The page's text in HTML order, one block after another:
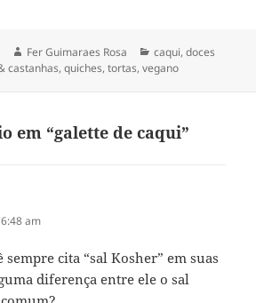
Autor
Fer Guimaraes Rosa Categorias
caqui,doces
castanhas,quiches, tortas,vegano
em “galette de caqui”
am
sempre cita “sal Kosher” em suas
diferença entre ele o sal